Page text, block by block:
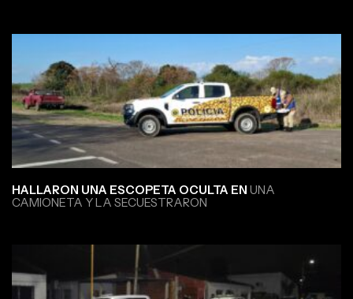
HALLARON UNA ESCOPETA OCULTA EN UNA
CAMIONETA Y LA SECUESTRARON